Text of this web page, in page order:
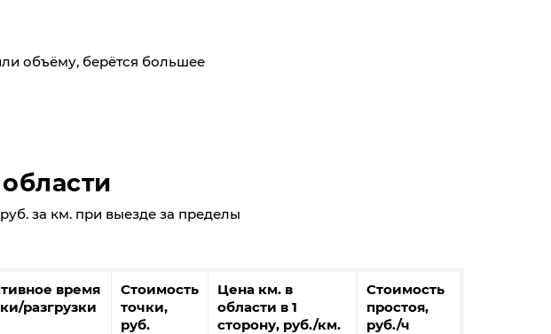
объёму, берётся большее
за км. при выезде за пределы
время
разгрузки
Стоимость
точки,
руб.
Цена км. в
области в 1
сторону, руб./км.
Стоимость
простоя,
руб./ч